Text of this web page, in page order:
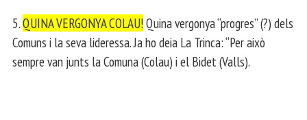
5.QUINA VERGONYA COLAU!Quina vergonya “progres” (?) dels
Comuns i la seva lideressa. Ja ho deia La Trinca: “Per això
sempre van junts la Comuna (Colau) i el Bidet (Valls).